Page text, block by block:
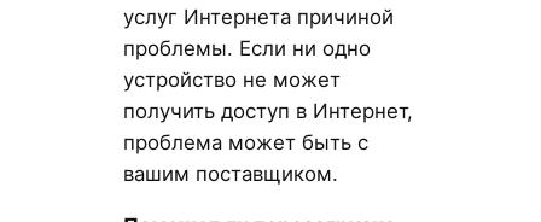
услуг Интернета причиной
проблемы. Если ни одно
устройство не может
получить доступ в Интернет,
проблема может быть с
вашим поставщиком.